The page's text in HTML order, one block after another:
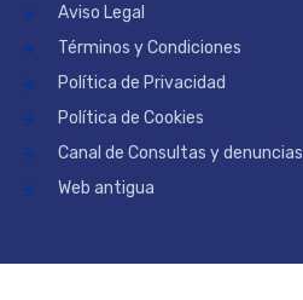
Aviso Legal
Términos y Condiciones
Política de Privacidad
Política de Cookies
Canal de Consultas y denuncias
Web antigua